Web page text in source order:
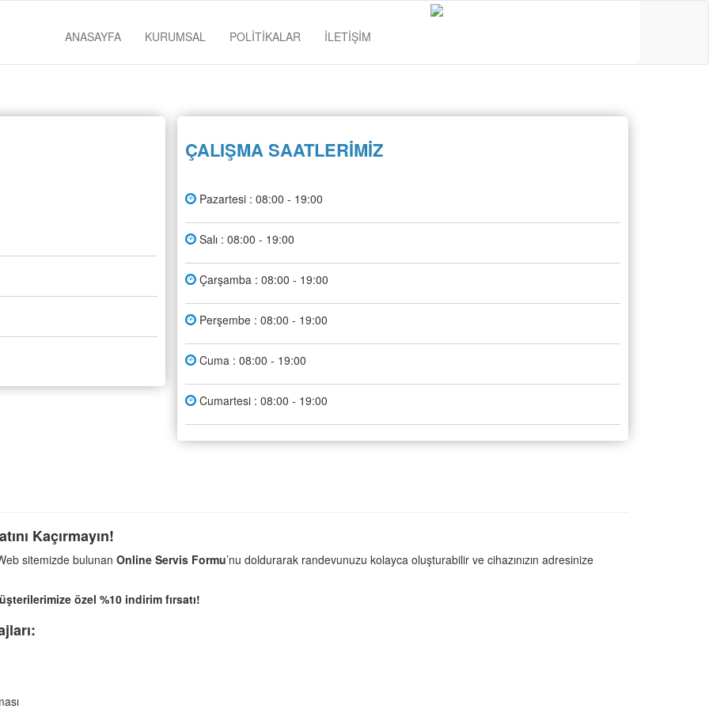
ANASAYFA KURUMSAL POLİTİKALAR İLETİŞİM
ÇALIŞMA SAATLERİMİZ
Pazartesi : 08:00 - 19:00
Salı : 08:00 - 19:00
Çarşamba : 08:00 - 19:00
Perşembe : 08:00 - 19:00
Cuma : 08:00 - 19:00
Cumartesi : 08:00 - 19:00
Kaçırmayın!
sitemizde bulunan Online Servis Formu’nu doldurarak randevunuzu kolayca oluşturabilir ve cihazınızın adresinize
özel %10 indirim fırsatı!